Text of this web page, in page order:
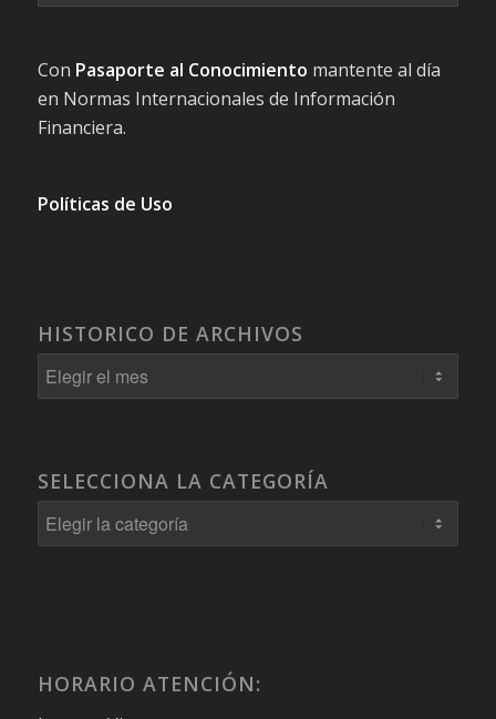
Con Pasaporte al Conocimiento mantente al día
en Normas Internacionales de Información
Financiera.
Políticas de Uso
HISTORICO DE ARCHIVOS
SELECCIONA LA CATEGORÍA
Selecciona
la
HORARIO ATENCIÓN: